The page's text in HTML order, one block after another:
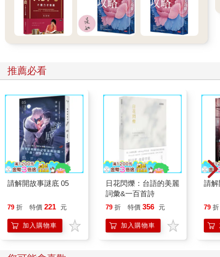
推薦必看
請解開故事謎底 05
79 折 特價 221 元
加入購物車
日花閃爍：台語的美麗
詞彙&一百首詩
79 折 特價 356 元
加入購物車
請解
79 折